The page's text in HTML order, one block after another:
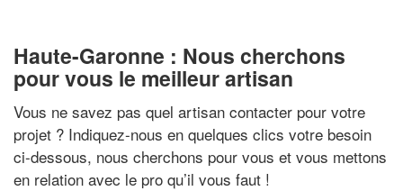
Haute-Garonne : Nous cherchons
pour vous le meilleur artisan
Vous ne savez pas quel artisan contacter pour votre
projet ? Indiquez-nous en quelques clics votre besoin
ci-dessous, nous cherchons pour vous et vous mettons
en relation avec le pro qu’il vous faut !